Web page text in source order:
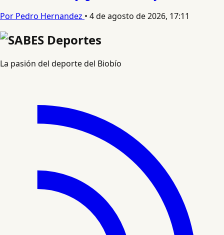
Por Pedro Hernandez • 4 de agosto de 2026, 17:11
La pasión del deporte del Biobío